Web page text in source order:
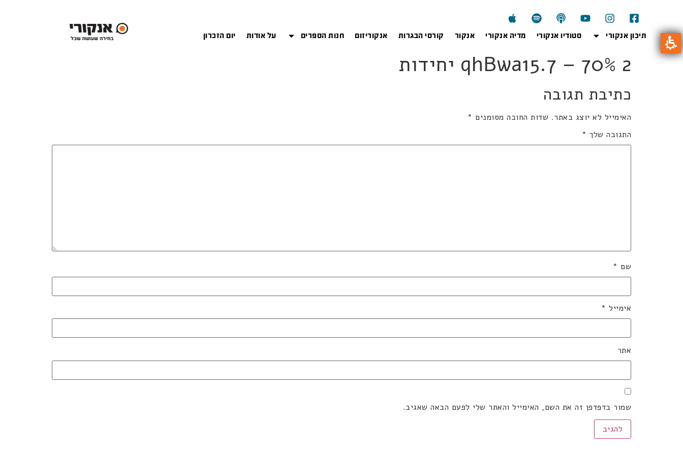
תיכון אנקורי סטודיו אנקורי מדיה אנקורי אנקור קורסי הבגרות אנקוריזום חנות הספרים על אודות יום הזכרון
qhBwa15.7 – 70% 2 יחידות
כתיבת תגובה
האימייל לא יוצג באתר. שדות החובה מסומנים *
התגובה שלך *
שם *
אימייל *
אתר
שמור בדפדפן זה את השם, האימייל והאתר שלי לפעם הבאה שאגיב.